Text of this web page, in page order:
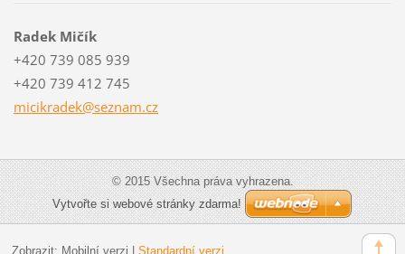
Radek Mičík
+420 739 085 939
+420 739 412 745
micikradek@seznam.cz
© 2015 Všechna práva vyhrazena.
Vytvořte si webové stránky zdarma!
Zobrazit: Mobilní verzi Standardní verzi